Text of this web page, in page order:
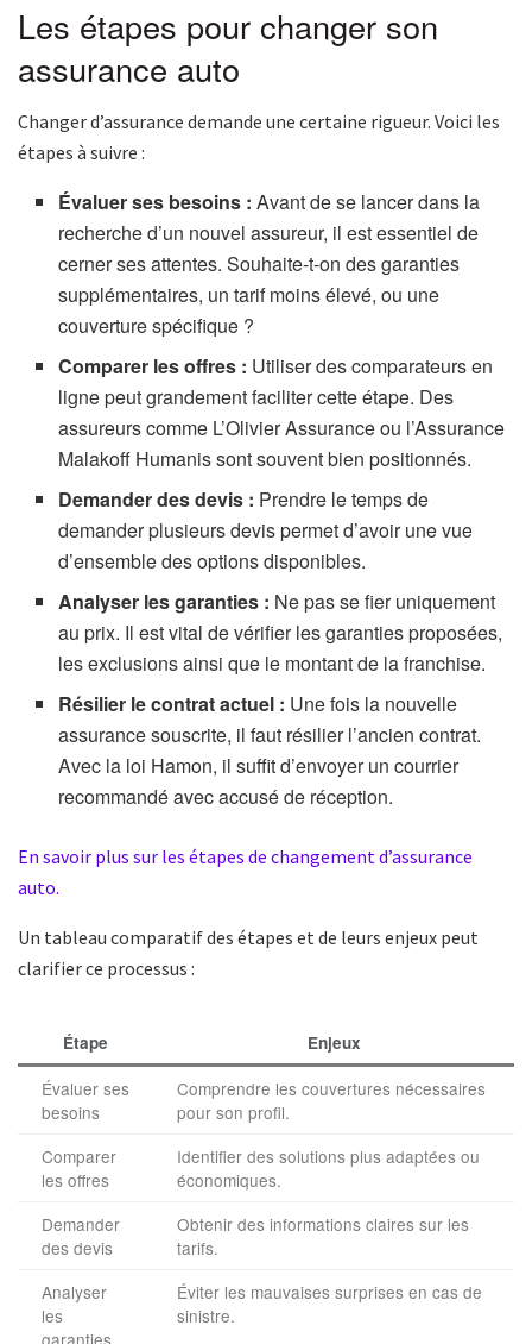
Les étapes pour changer son
assurance auto
Changer d’assurance demande une certaine rigueur. Voici les
étapes à suivre :
Évaluer ses besoins : Avant de se lancer dans la
recherche d’un nouvel assureur, il est essentiel de
cerner ses attentes. Souhaite-t-on des garanties
supplémentaires, un tarif moins élevé, ou une
couverture spécifique ?
Comparer les offres : Utiliser des comparateurs en
ligne peut grandement faciliter cette étape. Des
assureurs comme L’Olivier Assurance ou l’Assurance
Malakoff Humanis sont souvent bien positionnés.
Demander des devis : Prendre le temps de
demander plusieurs devis permet d’avoir une vue
d’ensemble des options disponibles.
Analyser les garanties : Ne pas se fier uniquement
au prix. Il est vital de vérifier les garanties proposées,
les exclusions ainsi que le montant de la franchise.
Résilier le contrat actuel : Une fois la nouvelle
assurance souscrite, il faut résilier l’ancien contrat.
Avec la loi Hamon, il suffit d’envoyer un courrier
recommandé avec accusé de réception.
En savoir plus sur les étapes de changement d’assurance
auto.
Un tableau comparatif des étapes et de leurs enjeux peut
clarifier ce processus :
Étape Enjeux
Évaluer ses
besoins
Comprendre les couvertures nécessaires
pour son profil.
Comparer
les offres
Identifier des solutions plus adaptées ou
économiques.
Demander
des devis
Obtenir des informations claires sur les
tarifs.
Analyser
les
Éviter les mauvaises surprises en cas de
sinistre.